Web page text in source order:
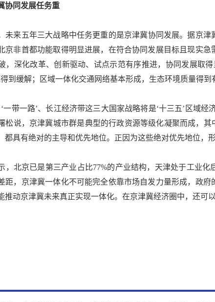
协同发展任务重
来五年三大战略中任务更重的是京津冀协同发展。据京津
京非首都功能取得明显进展，在符合协同发展目标且现实
，深化改革、创新驱动、试点示范有序推进，协同发展取
到缓解；区域一体化交通网络基本形成，生态环境质量得到
带一路’、长江经济带这三大国家战略将是‘十三五’区域经
松说，京津冀城市群是典型的行政资源等级化凝聚而成，
都具有绝对的主导和优先地位。正因为这些绝对优先地位，
北京已是第三产业占比77%的产业结构，天津处于工业化
距，京津冀一体化不可能完全依靠市场自发力量形成，政
推动京津冀未来真正实现一体化。在京津冀经济圈中，还可